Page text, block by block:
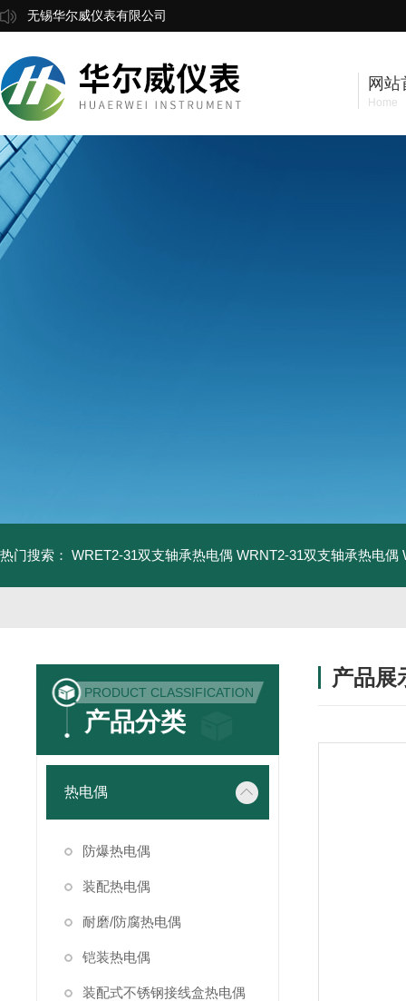
无锡华尔威仪表有限公司
网站
Home
热门搜索： WRET2-31双支轴承热电偶 WRNT2-31双支轴承热电偶
PRODUCT CLASSIFICATION
产品分类
热电偶
防爆热电偶
装配热电偶
耐磨/防腐热电偶
铠装热电偶
装配式不锈钢接线盒热电偶
产品展